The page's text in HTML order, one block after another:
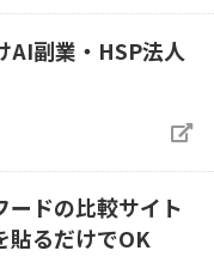
AI副業・HSP法人
ードの比較サイト
貼るだけでOK